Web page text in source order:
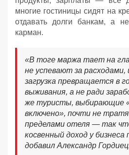
многие гостиницы сидят на
отдавать долги банкам, а
карман.
«В тоге маржа тает на
не успевают за расходами,
загрузка превращается в
выживания, а не ради
же туристы, выбирающие
включено», почти не
пределами отеля — так
косвенный доход у
добавил Александр